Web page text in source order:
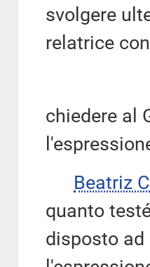
svolgere
relatrice
chiedere al
Beatriz
quanto
disposto ad